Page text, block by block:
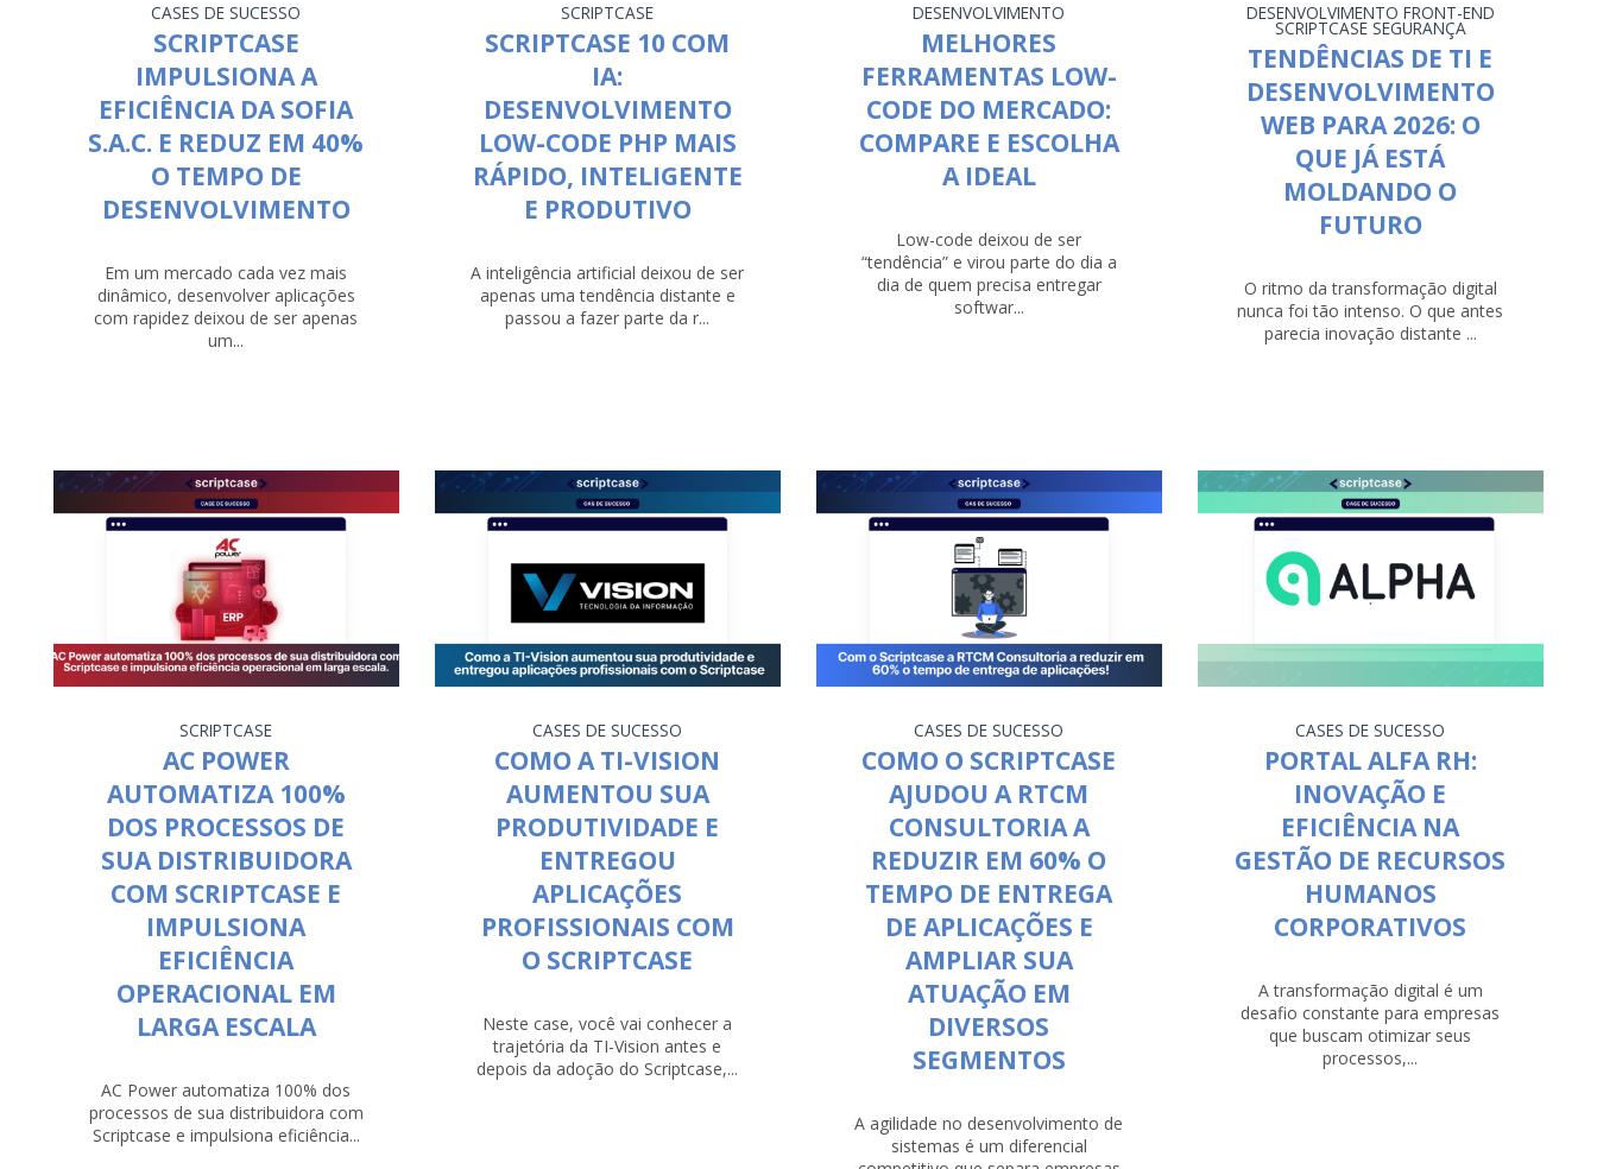
CASES DE SUCESSO
SCRIPTCASE
IMPULSIONA A
EFICIÊNCIA DA SOFIA
S.A.C. E REDUZ EM 40%
O TEMPO DE
DESENVOLVIMENTO
Em um mercado cada vez mais
dinâmico, desenvolver aplicações
com rapidez deixou de ser apenas
um...
SCRIPTCASE
SCRIPTCASE 10 COM
IA:
DESENVOLVIMENTO
LOW-CODE PHP MAIS
RÁPIDO, INTELIGENTE
E PRODUTIVO
A inteligência artificial deixou de ser
apenas uma tendência distante e
passou a fazer parte da r...
DESENVOLVIMENTO
MELHORES
FERRAMENTAS LOW-
CODE DO MERCADO:
COMPARE E ESCOLHA
A IDEAL
Low-code deixou de ser
“tendência” e virou parte do dia a
dia de quem precisa entregar
softwar...
DESENVOLVIMENTO FRONT-END
SCRIPTCASE SEGURANÇA
TENDÊNCIAS DE TI E
DESENVOLVIMENTO
WEB PARA 2026: O
QUE JÁ ESTÁ
MOLDANDO O
FUTURO
O ritmo da transformação digital
nunca foi tão intenso. O que antes
parecia inovação distante ...
SCRIPTCASE
AC POWER
AUTOMATIZA 100%
DOS PROCESSOS DE
SUA DISTRIBUIDORA
COM SCRIPTCASE E
IMPULSIONA
EFICIÊNCIA
OPERACIONAL EM
LARGA ESCALA
AC Power automatiza 100% dos
processos de sua distribuidora com
Scriptcase e impulsiona eficiência...
CASES DE SUCESSO
COMO A TI-VISION
AUMENTOU SUA
PRODUTIVIDADE E
ENTREGOU
APLICAÇÕES
PROFISSIONAIS COM
O SCRIPTCASE
Neste case, você vai conhecer a
trajetória da TI-Vision antes e
depois da adoção do Scriptcase,...
CASES DE SUCESSO
COMO O SCRIPTCASE
AJUDOU A RTCM
CONSULTORIA A
REDUZIR EM 60% O
TEMPO DE ENTREGA
DE APLICAÇÕES E
AMPLIAR SUA
ATUAÇÃO EM
DIVERSOS
SEGMENTOS
A agilidade no desenvolvimento de
sistemas é um diferencial
CASES DE SUCESSO
PORTAL ALFA RH:
INOVAÇÃO E
EFICIÊNCIA NA
GESTÃO DE RECURSOS
HUMANOS
CORPORATIVOS
A transformação digital é um
desafio constante para empresas
que buscam otimizar seus
processos,...